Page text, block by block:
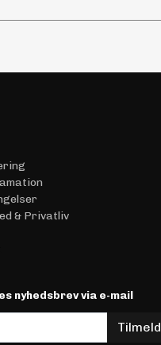
& Privatliv
nyhedsbrev via e-mail
Tilmeld